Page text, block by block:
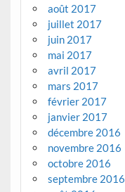
août 2017
juillet 2017
juin 2017
mai 2017
avril 2017
mars 2017
février 2017
janvier 2017
décembre 2016
novembre 2016
octobre 2016
septembre 2016